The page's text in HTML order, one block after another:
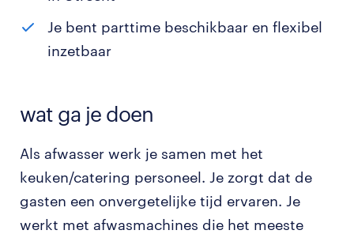
Je bent parttime beschikbaar en flexibel
inzetbaar
wat ga je doen
Als afwasser werk je samen met het
keuken/catering personeel. Je zorgt dat de
gasten een onvergetelijke tijd ervaren. Je
werkt met afwasmachines die het meeste